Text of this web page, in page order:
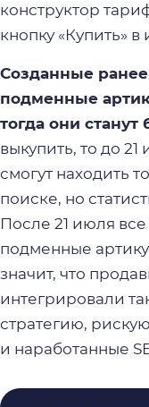
конструктор
кнопку «Купить»
Созданные
подменные
тогда они
выкупить, то до
смогут находить
поиске, но
После 21 июля
подменные
значит, что
интегрировали
стратегию,
и наработанные